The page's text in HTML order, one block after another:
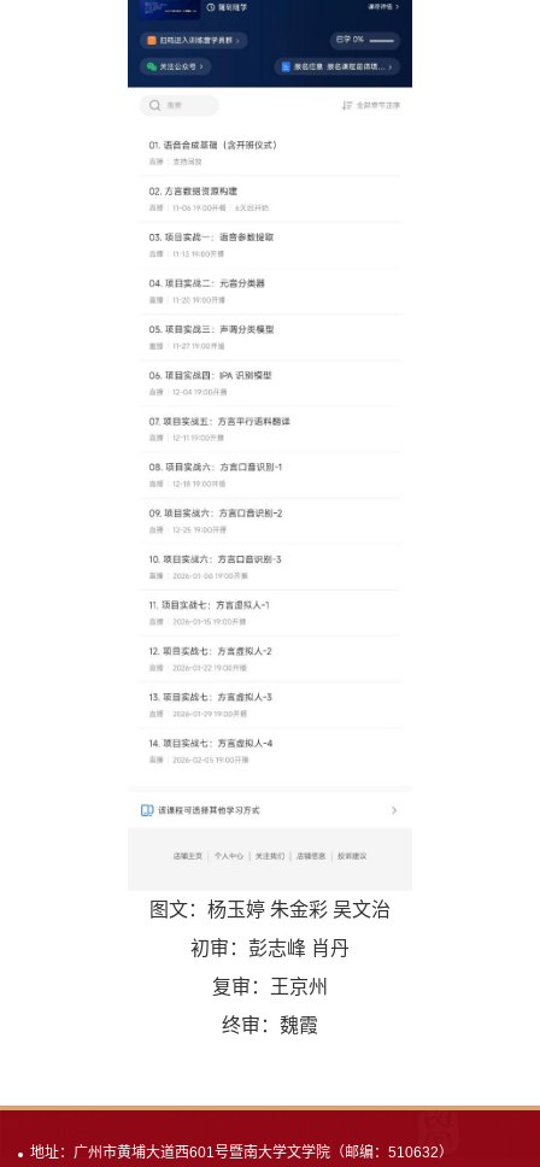
图文：杨玉婷 朱金彩 吴文治
初审：彭志峰 肖丹
复审：王京州
终审：魏霞
地址：广州市黄埔大道西601号暨南大学文学院（邮编：510632）